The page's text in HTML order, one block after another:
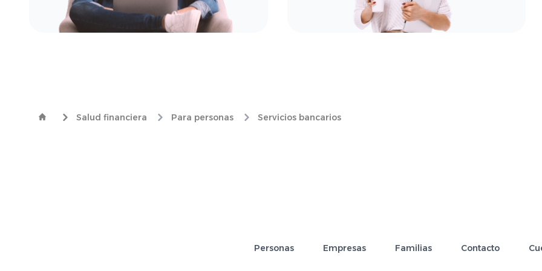
Salud financiera Para personas Servicios bancarios
Personas Empresas Familias Contacto